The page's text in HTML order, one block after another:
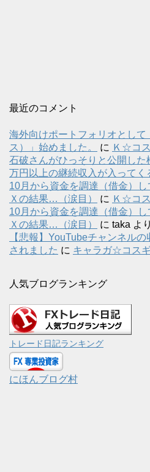
最近のコメント
海外向けポートフォリオとし
ス）」始めました。
に Ｋ☆コ
石破さんがひっそりと公開し
万円以上の継続収入が入ってく
10月から資金を調達（借金）
Ｘの結果…（涙目）
に Ｋ☆コ
10月から資金を調達（借金）
Ｘの結果…（涙目）
に taka より
【悲報】YouTubeチャンネル
されました に キャラガ☆コス
人気ブログランキング
トレード日記ランキング
にほんブログ村